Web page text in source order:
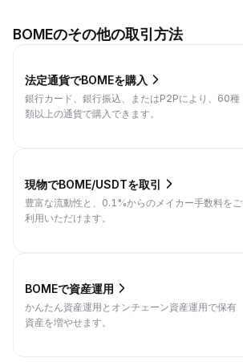
BOMEのその他の取引方法
法定通貨でBOMEを購入
銀行カード、銀行振込、またはP2Pにより、60種
類以上の通貨で購入できます。
現物でBOME/USDTを取引
豊富な流動性と、0.1%からのメイカー手数料をご
利用いただけます。
BOMEで資産運用
かんたん資産運用とオンチェーン資産運用で保有
資産を増やせます。